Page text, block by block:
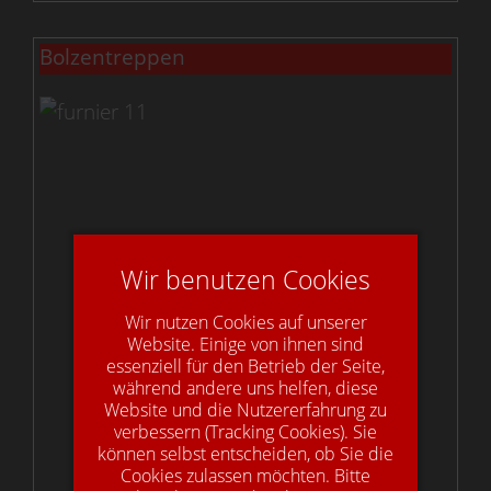
Bolzentreppen
Wir benutzen Cookies
Wir nutzen Cookies auf unserer
Website. Einige von ihnen sind
essenziell für den Betrieb der Seite,
während andere uns helfen, diese
Website und die Nutzererfahrung zu
verbessern (Tracking Cookies). Sie
können selbst entscheiden, ob Sie die
Cookies zulassen möchten. Bitte